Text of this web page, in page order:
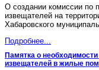
О создании комиссии по
извещателей на
Хабаровского
Подробнее...
Памятка о
извещателей в жилые